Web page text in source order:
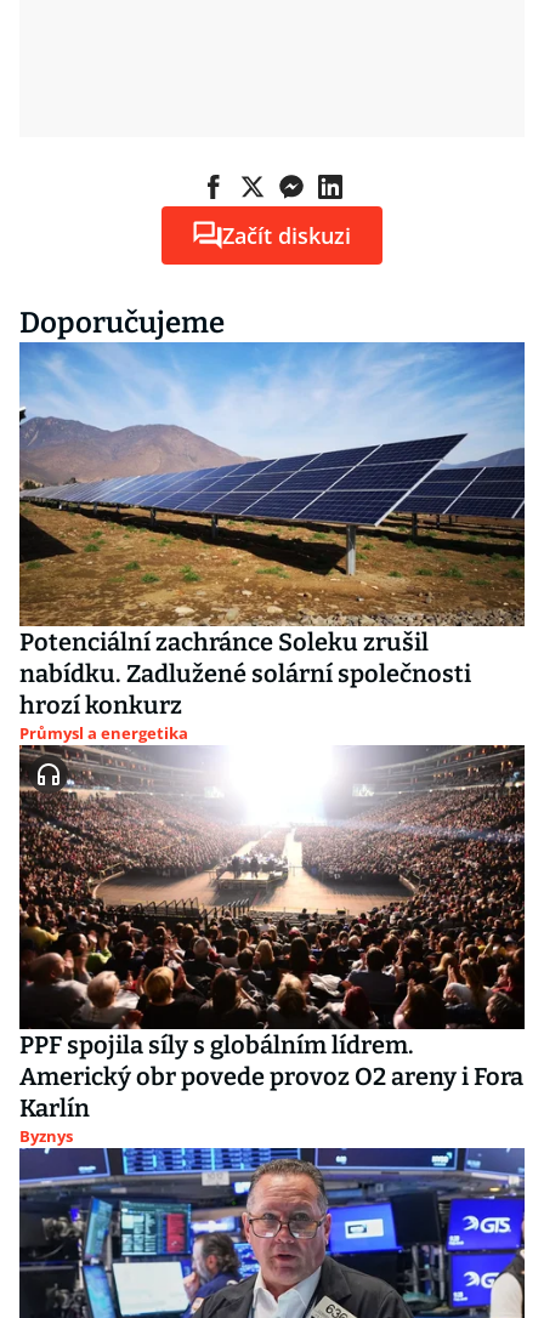
Začít diskuzi
Doporučujeme
Potenciální zachránce Soleku zrušil
nabídku. Zadlužené solární společnosti
hrozí konkurz
Průmysl a energetika
PPF spojila síly s globálním lídrem.
Americký obr povede provoz O2 areny i Fora
Karlín
Byznys